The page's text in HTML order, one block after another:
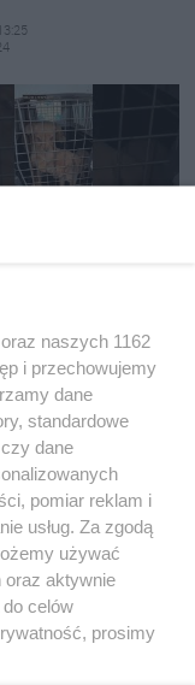
Rafałem
w Ostrowi
naszych 1162
i przechowujemy
dane
standardowe
dane
pomiar reklam i
usług. Za zgodą
używać
oraz aktywnie
celów
prosimy